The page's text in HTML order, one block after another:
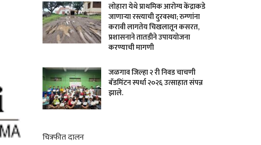
लोहारा येथे प्राथमिक आरोग्य केंद्राकडे
जाणाऱ्या रस्त्याची दुरवस्था; रुग्णांना
करावी लागतेय चिखलातून कसरत,
प्रशासनाने तातडीने उपाययोजना
करण्याची मागणी
जळगाव जिल्हा २ री निवड चाचणी
बॅडमिंटन स्पर्धा २०२६ उत्साहात संपन्न
झाले.
चित्रफीत दालन